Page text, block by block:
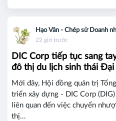
Hạo Vân - Chép sử Doanh
22 giờ trước
DIC Corp tiếp tục sang
đô thị du lịch sinh thái Đại
Mới đây, Hội đồng quản trị
triển xây dựng - DIC Corp
liên quan đến việc chuyển
thị...